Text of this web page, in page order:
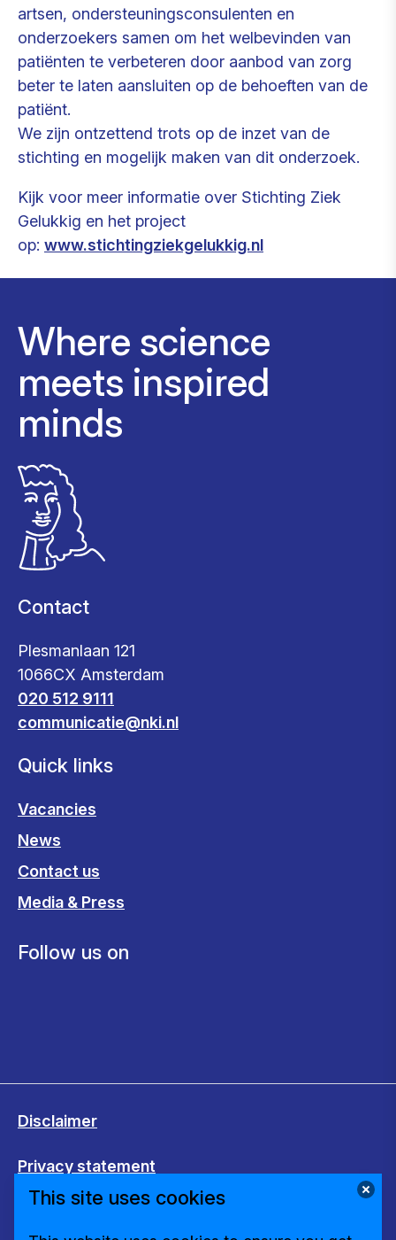
artsen, ondersteuningsconsulenten en
onderzoekers samen om het welbevinden van
patiënten te verbeteren door aanbod van zorg
beter te laten aansluiten op de behoeften van de
patiënt.
We zijn ontzettend trots op de inzet van de
stichting en mogelijk maken van dit onderzoek.
Kijk voor meer informatie over Stichting Ziek
Gelukkig en het project
op: www.stichtingziekgelukkig.nl
Where science
meets inspired
minds
Contact
Plesmanlaan 121
1066CX Amsterdam
020 512 9111
communicatie@nki.nl
Quick links
Vacancies
News
Contact us
Media & Press
Follow us on
Disclaimer
Privacy statement
This site uses cookies